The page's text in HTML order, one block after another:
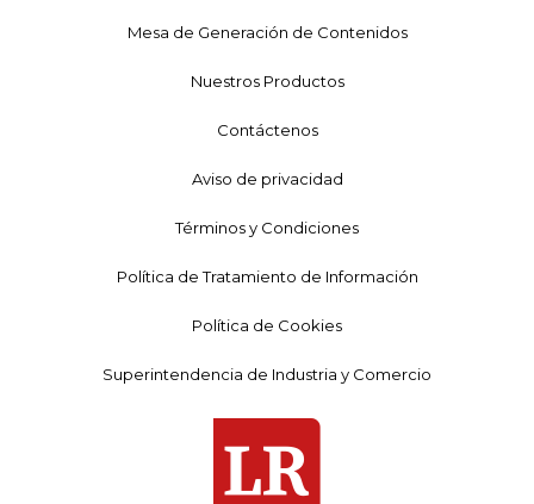
Mesa de Generación de Contenidos
Nuestros Productos
Contáctenos
Aviso de privacidad
Términos y Condiciones
Política de Tratamiento de Información
Política de Cookies
Superintendencia de Industria y Comercio